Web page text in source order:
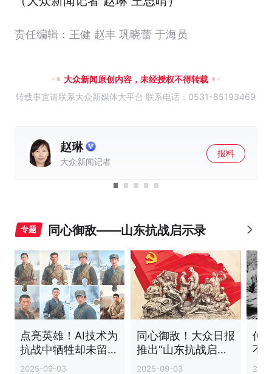
责任编辑：王健 赵丰 巩晓蕾 于海员
大众新闻原创内容，未经授权不得转载
转载事宜请联系大众新媒体大平台 联系电话：0531-85193469
王思晴
大众新闻记者
报料
专题 同心御敌——山东抗战启示录
点亮英雄！AI技术为
抗战中牺牲却未留下
影像的山东烈士复原
2025-09-03
同心御敌！大众日报
推出“山东抗战启示
录”特别报道
2025-09-03
仲
不
纪